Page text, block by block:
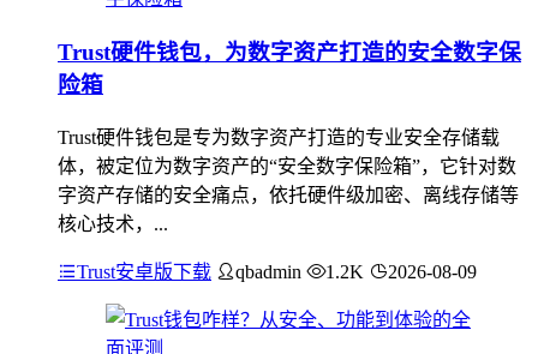
Trust硬件钱包，为数字资产打造的安全数字保
险箱
Trust硬件钱包是专为数字资产打造的专业安全存储载
体，被定位为数字资产的“安全数字保险箱”，它针对数
字资产存储的安全痛点，依托硬件级加密、离线存储等
核心技术，...
Trust安卓版下载 qbadmin 1.2K 2026-08-09